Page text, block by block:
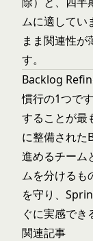
ムに適してい
まま関連性が
す。
Backlog
慣行の1つで
することが最
に整備され
進めるチーム
ムを分けるも
を守り、
ぐに実感でき
関連記事